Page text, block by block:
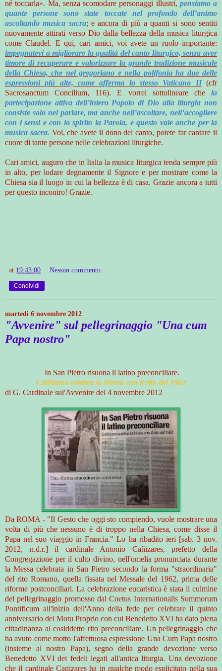
né toccarla». Ma, senza scomodare personaggi illustri, pensiamo a
quante persone sono state toccate nel profondo dell’animo
ascoltando musica sacra; e ancora di più a quanti si sono sentiti
nuovamente attirati verso Dio dalla bellezza della musica liturgica
come Claudel. E qui, cari amici, voi avete un ruolo importante:
impegnatevi a migliorare la qualità del canto liturgico, senza aver
timore di recuperare e valorizzare la grande tradizione musicale
della Chiesa, che nel gregoriano e nella polifonia ha due delle
espressioni più alte, come afferma lo stesso Vaticano II(cfr
Sacrosanctum Concilium, 116). E vorrei sottolineare che la
partecipazione attiva dell’intero Popolo di Dio alla liturgia non
consiste solo nel parlare, ma anche nell’ascoltare, nell’accogliere
con i sensi e con lo spirito la Parola, e questo vale anche per la
musica sacra. Voi, che avete il dono del canto, potete far cantare il
cuore di tante persone nelle celebrazioni liturgiche.
Cari amici, auguro che in Italia la musica liturgica tenda sempre più
in alto, per lodare degnamente il Signore e per mostrare come la
Chiesa sia il luogo in cui la bellezza è di casa. Grazie ancora a tutti
per questo incontro! Grazie.
at 19:43:00 Nessun commento:
Condividi
martedì 6 novembre 2012
"Avvenire" sul pellegrinaggio "Una cum
Papa nostro"
In San Pietro risuona il latino preconciliare.
Cañizares celebra la Messa con il rito del 1962
di G. Cardinale sul'Avvenire del 4 novembre 2012
Da ROMA - "Il Gesto che oggi sto compiendo, vuole mostrare una
volta di più che nessuno è di troppo nella Chiesa, come disse il
Papa nel suo viaggio in Francia." Lo ha ribadito ieri [sab. 3 nov.
2012, n.d.r.] il cardinale Antonio Cañizares, prefetto della
Congregazione per il culto divino, nell'omelia pronunciata durante
la Messa celebrata in San Pietro secondo la forma "straordinaria"
del rito Romano, quella fissata nel Messale del 1962, prima delle
riforme postconciliari. La celebrazione eucaristica è stata il culmine
del pellegrinaggio promosso dal Coetus Internationalis Summorum
Pontificum all'inizio dell'Anno della fede per celebrare il quinto
anniversario del Motu Proprio con cui Benedetto XVI ha dato piena
cittadinanza al cosiddetto rito preconciliare. Un pellegrinaggio che
ha avuto come motto l'affettuosa espressione Una Cum Papa nostro
(insieme al nostro Papa), segno della grande devozione verso
Benedetto XVI dei fedeli legati all'antica liturgia. Una devozione
che il cardinale Canizares ha in qualche modo esplicitato nella sua